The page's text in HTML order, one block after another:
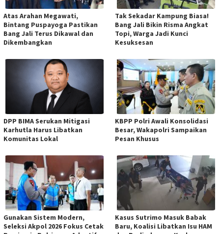
Atas Arahan Megawati,
Bintang Puspayoga Pastikan
Bang Jali Terus Dikawal dan
Dikembangkan
Tak Sekadar Kampung Biasa!
Bang Jali Bikin Risma Angkat
Topi, Warga Jadi Kunci
Kesuksesan
DPP BIMA Serukan Mitigasi
Karhutla Harus Libatkan
Komunitas Lokal
KBPP Polri Awali Konsolidasi
Besar, Wakapolri Sampaikan
Pesan Khusus
Gunakan Sistem Modern,
Seleksi Akpol 2026 Fokus Cetak
Kasus Sutrimo Masuk Babak
Baru, Koalisi Libatkan Isu HAM